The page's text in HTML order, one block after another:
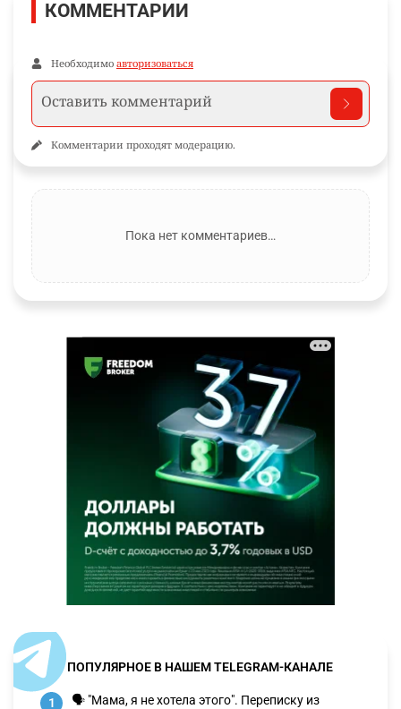
КОММЕНТАРИИ
Необходимо авторизоваться
Комментарии проходят модерацию.
Пока нет комментариев…
ПОПУЛЯРНОЕ В НАШЕМ TELEGRAM-КАНАЛЕ
1 🗣 "Мама, я не хотела этого". Переписку из